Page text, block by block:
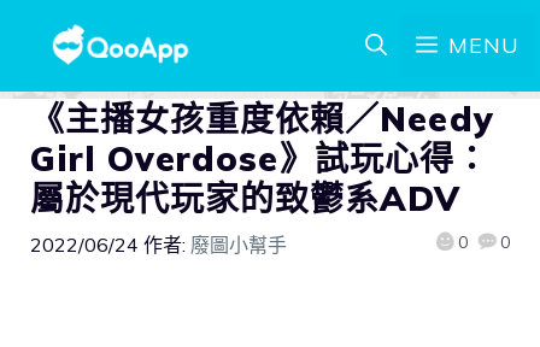
MENU
《主播女孩重度依賴／Needy
Girl Overdose》試玩心得：
屬於現代玩家的致鬱系ADV
2022/06/24 作者: 廢圖小幫手 0 0